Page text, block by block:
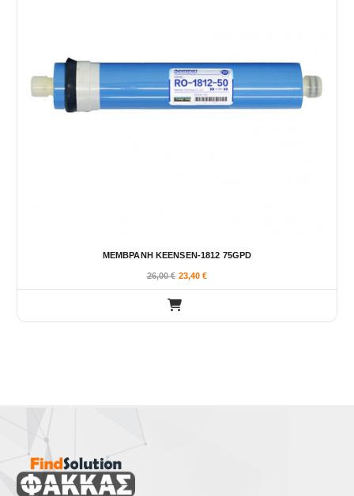
ΜΕΜΒΡΑΝΗ KEENSEN-1812 75GPD
26,00€ 23,40€